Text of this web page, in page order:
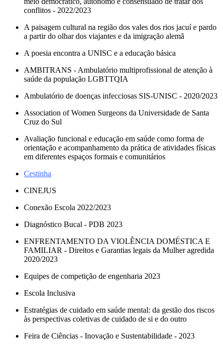
conflitos - 2022/2023
A paisagem cultural na região dos vales dos rios jacuí e pardo
a partir do olhar dos viajantes e da imigração alemã
A poesia encontra a UNISC e a educação básica
AMBITRANS - Ambulatório multiprofissional de atenção à
saúde da população LGBTTQIA
Ambulatório de doenças infecciosas SIS-UNISC - 2020/2023
Association of Women Surgeons da Universidade de Santa
Cruz do Sul
Avaliação funcional e educação em saúde como forma de
orientação e acompanhamento da prática de atividades físicas
em diferentes espaços formais e comunitários
Cestinha
CINEJUS
Conexão Escola 2022/2023
Diagnóstico Bucal - PDB 2023
ENFRENTAMENTO DA VIOLÊNCIA DOMÉSTICA E
FAMILIAR - Direitos e Garantias legais da Mulher agredida
2020/2023
Equipes de competição de engenharia 2023
Escola Inclusiva
Estratégias de cuidado em saúde mental: da gestão dos riscos
às perspectivas coletivas de cuidado de si e do outro
Feira de Ciências - Inovação e Sustentabilidade - 2023